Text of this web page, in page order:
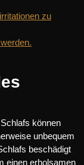
zu
können
unbequem
beschädigt
einen erholsamen